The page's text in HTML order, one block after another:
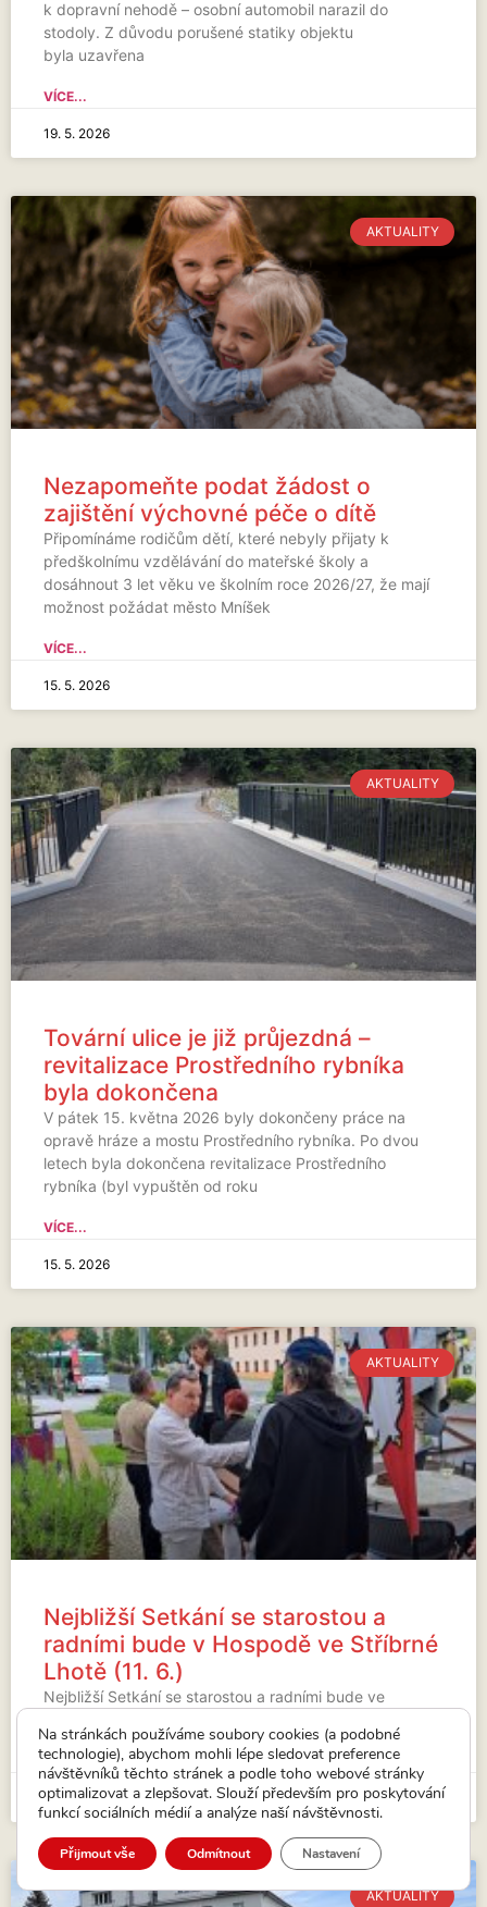
k dopravní nehodě – osobní automobil narazil do
stodoly. Z důvodu porušené statiky objektu
byla uzavřena
VÍCE...
19. 5. 2026
AKTUALITY
Nezapomeňte podat žádost o
zajištění výchovné péče o dítě
Připomínáme rodičům dětí, které nebyly přijaty k
předškolnímu vzdělávání do mateřské školy a
dosáhnout 3 let věku ve školním roce 2026/27, že mají
možnost požádat město Mníšek
VÍCE...
15. 5. 2026
AKTUALITY
Tovární ulice je již průjezdná –
revitalizace Prostředního rybníka
byla dokončena
V pátek 15. května 2026 byly dokončeny práce na
opravě hráze a mostu Prostředního rybníka. Po dvou
letech byla dokončena revitalizace Prostředního
rybníka (byl vypuštěn od roku
VÍCE...
15. 5. 2026
AKTUALITY
Nejbližší Setkání se starostou a
radními bude v Hospodě ve Stříbrné
Lhotě (11. 6.)
Nejbližší Setkání se starostou a radními bude ve
VÍCE...
15. 5. 2026
AKTUALITY
Na stránkách používáme soubory cookies (a podobné
technologie), abychom mohli lépe sledovat preference
návštěvníků těchto stránek a podle toho webové stránky
optimalizovat a zlepšovat. Slouží především pro poskytování
funkcí sociálních médií a analýze naší návštěvnosti.
Přijmout vše Odmítnout Nastavení